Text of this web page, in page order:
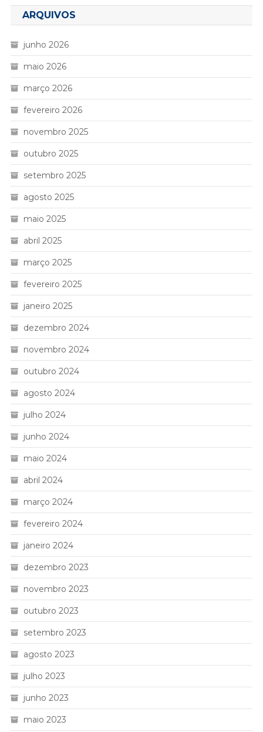
ARQUIVOS
junho 2026
maio 2026
março 2026
fevereiro 2026
novembro 2025
outubro 2025
setembro 2025
agosto 2025
maio 2025
abril 2025
março 2025
fevereiro 2025
janeiro 2025
dezembro 2024
novembro 2024
outubro 2024
agosto 2024
julho 2024
junho 2024
maio 2024
abril 2024
março 2024
fevereiro 2024
janeiro 2024
dezembro 2023
novembro 2023
outubro 2023
setembro 2023
agosto 2023
julho 2023
junho 2023
maio 2023